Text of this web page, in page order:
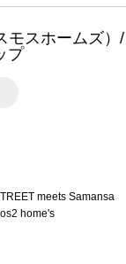
モスホームズ）/
プ